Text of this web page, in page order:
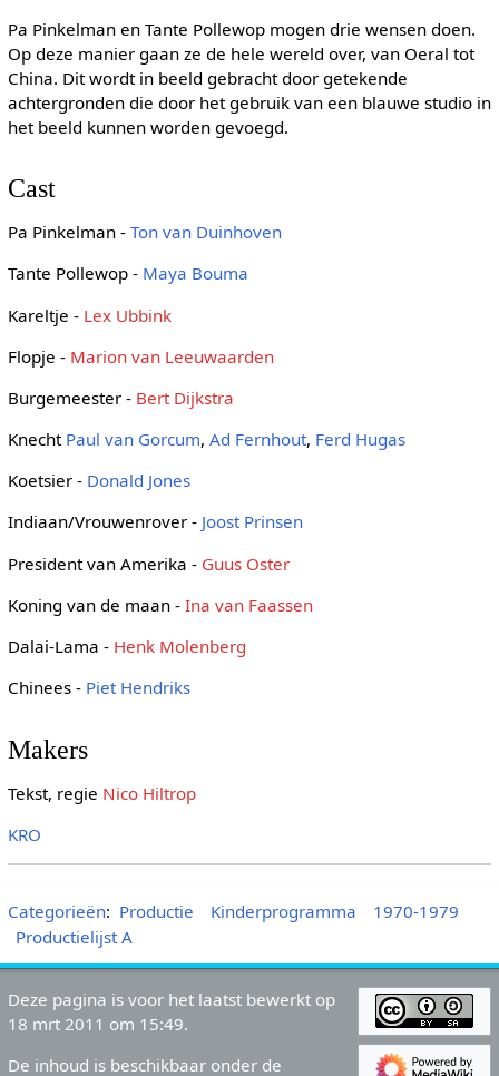
Pa Pinkelman en Tante Pollewop mogen drie wensen doen.
Op deze manier gaan ze de hele wereld over, van Oeral tot
China. Dit wordt in beeld gebracht door getekende
achtergronden die door het gebruik van een blauwe studio in
het beeld kunnen worden gevoegd.
Cast
Pa Pinkelman - Ton van Duinhoven
Tante Pollewop - Maya Bouma
Kareltje - Lex Ubbink
Flopje - Marion van Leeuwaarden
Burgemeester - Bert Dijkstra
Knecht Paul van Gorcum, Ad Fernhout, Ferd Hugas
Koetsier - Donald Jones
Indiaan/Vrouwenrover - Joost Prinsen
President van Amerika - Guus Oster
Koning van de maan - Ina van Faassen
Dalai-Lama - Henk Molenberg
Chinees - Piet Hendriks
Makers
Tekst, regie Nico Hiltrop
KRO
Categorieën: Productie Kinderprogramma
1970-1979
Productielijst A
Deze pagina is voor het laatst bewerkt op
18 mrt 2011 om 15:49.
De inhoud is beschikbaar onder de